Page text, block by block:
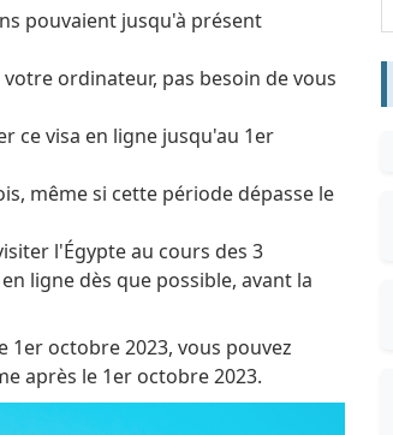
pouvaient jusqu'à présent
ordinateur, pas besoin de vous
ce visa en ligne jusqu'au 1er
même si cette période dépasse le
l'Égypte au cours des 3
ligne dès que possible, avant la
1er octobre 2023, vous pouvez
après le 1er octobre 2023.